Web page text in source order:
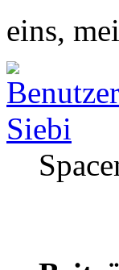
eins,
Siebi